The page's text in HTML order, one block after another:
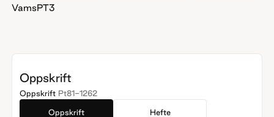
VamsPT3
Oppskrift
Oppskrift Pt81-1262
Oppskrift
Hefte